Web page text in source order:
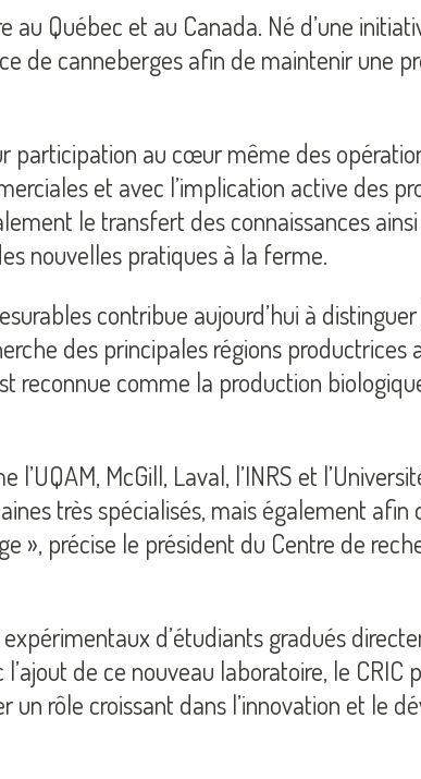
Québec et au Canada. Né d’une
de canneberges afin de maintenir une
participation au cœur même des
et avec l’implication active des
le transfert des connaissances
nouvelles pratiques à la ferme.
contribue aujourd’hui à distinguer
des principales régions productrices
reconnue comme la production
McGill, Laval, l’INRS et
très spécialisés, mais également
», précise le président du Centre de
d’étudiants gradués
de ce nouveau laboratoire, le
un rôle croissant dans l’innovation et le